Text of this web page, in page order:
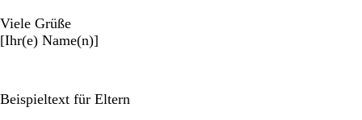
Viele Grüße
[Ihr(e) Name(n)]
Beispieltext für Eltern